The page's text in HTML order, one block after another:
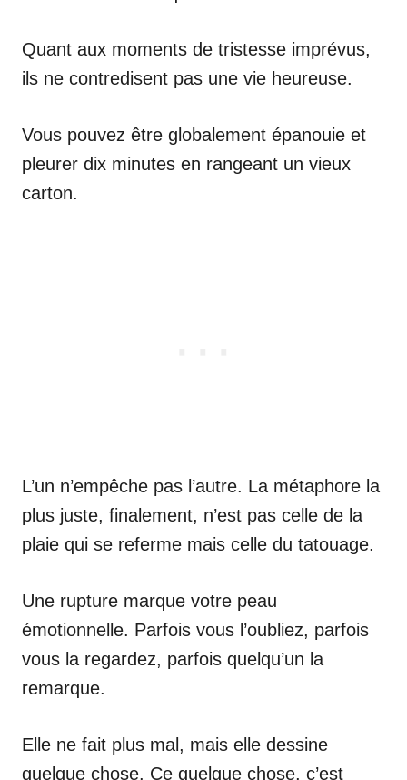
Quant aux moments de tristesse imprévus,
ils ne contredisent pas une vie heureuse.
Vous pouvez être globalement épanouie et
pleurer dix minutes en rangeant un vieux
carton.
L’un n’empêche pas l’autre. La métaphore la
plus juste, finalement, n’est pas celle de la
plaie qui se referme mais celle du tatouage.
Une rupture marque votre peau
émotionnelle. Parfois vous l’oubliez, parfois
vous la regardez, parfois quelqu’un la
remarque.
Elle ne fait plus mal, mais elle dessine
quelque chose. Ce quelque chose, c’est